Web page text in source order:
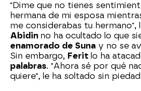
"Dime que no tienes
hermana de mi esposa
me considerabas tu hermano",
Abidin no ha ocultado lo que
enamorado de Suna y no se
Sin embargo, Ferit lo ha
palabras. "Ahora sé por qué
quiere", le ha soltado sin